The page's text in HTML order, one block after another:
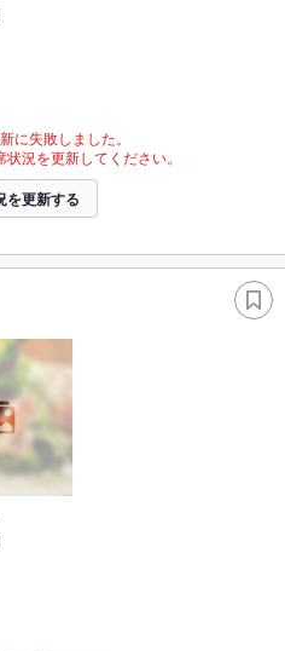
に失敗しました。
況を更新してください。
を更新する